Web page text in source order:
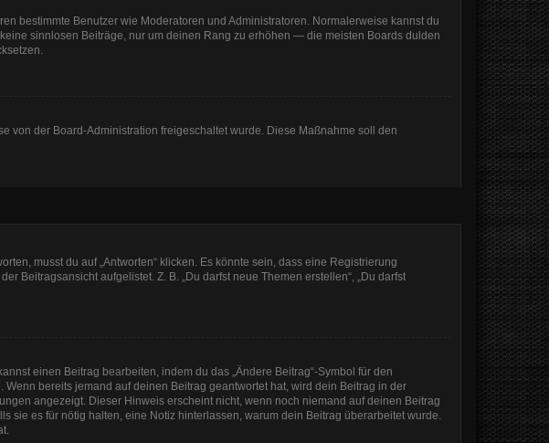
bestimmte Benutzer wie Moderatoren und Administratoren. Normalerweise kannst du
sinnlosen Beiträge, nur um deinen Rang zu erhöhen — die meisten Boards dulden
von der Board-Administration freigeschaltet wurde. Diese Maßnahme soll den
musst du auf „Antworten“ klicken. Es könnte sein, dass eine Registrierung
Beitragsansicht aufgelistet. Z. B. „Du darfst neue Themen erstellen“, „Du darfst
einen Beitrag bearbeiten, indem du das „Ändere Beitrag“-Symbol für den
bereits jemand auf deinen Beitrag geantwortet hat, wird dein Beitrag in der
angezeigt. Dieser Hinweis erscheint nicht, wenn noch niemand auf deinen Beitrag
es für nötig halten, eine Notiz hinterlassen, warum dein Beitrag überarbeitet wurde.